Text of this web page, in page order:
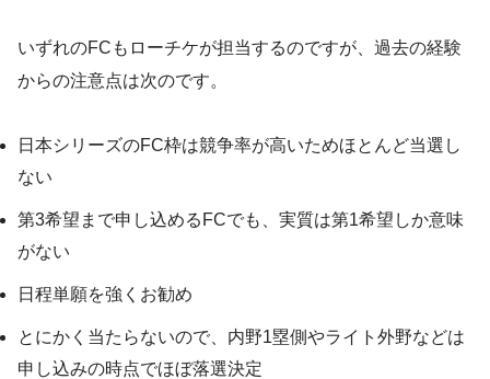
いずれのFCもローチケが担当するのですが、過去の経験
からの注意点は次のです。
日本シリーズのFC枠は競争率が高いためほとんど当選し
ない
第3希望まで申し込めるFCでも、実質は第1希望しか意味
がない
日程単願を強くお勧め
とにかく当たらないので、内野1塁側やライト外野などは
申し込みの時点でほぼ落選決定